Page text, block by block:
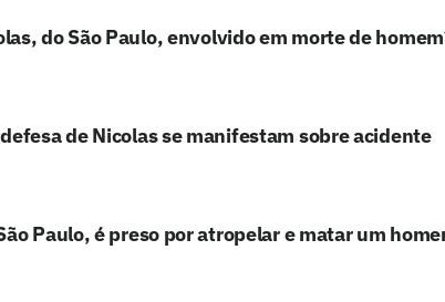
do São Paulo, envolvido em morte de
de Nicolas se manifestam sobre acidente
Paulo, é preso por atropelar e matar um